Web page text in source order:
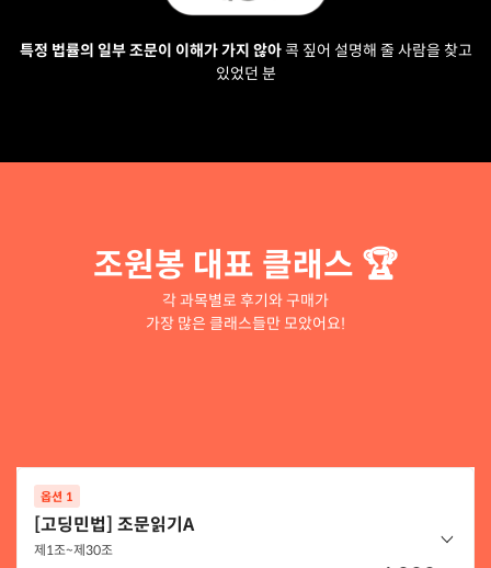
특정 법률의 일부 조문이 이해가 가지 않아콕 짚어 설명해 줄 사람을 찾고
있었던 분
조원봉 대표 클래스 🏆
각 과목별로 후기와 구매가
가장 많은 클래스들만 모았어요!
옵션 1
[고딩민법] 조문읽기A
제1조~제30조